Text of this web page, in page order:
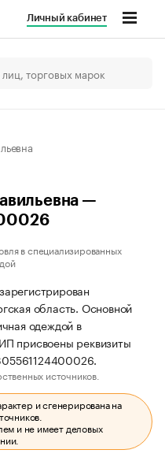
Личный кабинет
—
в специализированных
область. Основной
одеждой в
присвоены реквизиты
источников.
и сгенерирована на
и не имеет деловых